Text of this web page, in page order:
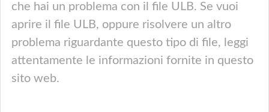
che hai un problema con il file ULB. Se vuoi
aprire il file ULB, oppure risolvere un altro
problema riguardante questo tipo di file, leggi
attentamente le informazioni fornite in questo
sito web.